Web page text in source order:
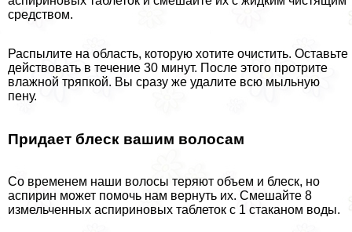
средством.
Распылите на область, которую хотите очистить. Оставьте
действовать в течение 30 минут. После этого протрите
влажной тряпкой. Вы сразу же удалите всю мыльную
пену.
Придает блеск вашим волосам
Со временем наши волосы теряют объем и блеск, но
аспирин может помочь нам вернуть их. Смешайте 8
измельченных аспириновых таблеток с 1 стаканом воды.